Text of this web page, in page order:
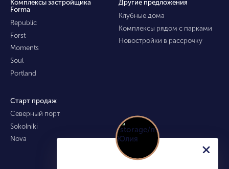
Комплексы застройщика
Forma
Republic
Forst
Moments
Soul
Portland
Другие предложения
Клубные дома
Комплексы рядом с парками
Новостройки в рассрочку
Старт продаж
Северный порт
Sokolniki
Nova